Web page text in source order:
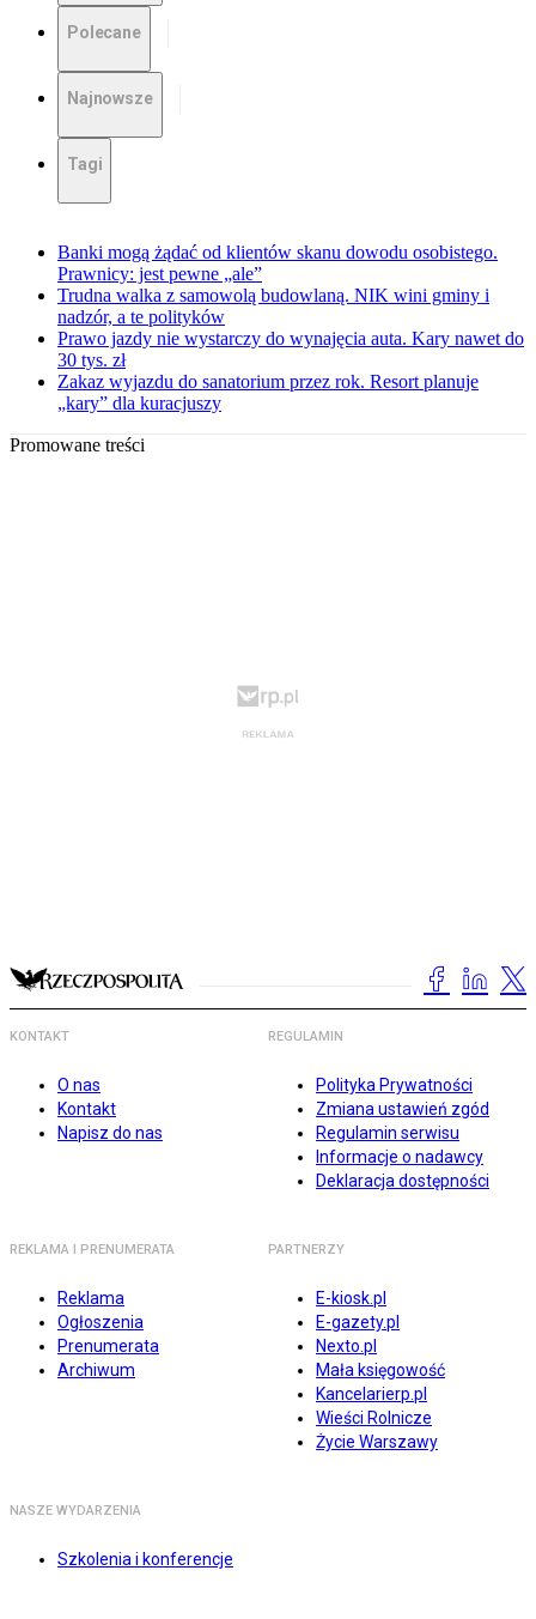
Polecane
Najnowsze
Tagi
Banki mogą żądać od klientów skanu dowodu osobistego.
Prawnicy: jest pewne „ale”
Trudna walka z samowolą budowlaną. NIK wini gminy i
nadzór, a te polityków
Prawo jazdy nie wystarczy do wynajęcia auta. Kary nawet do
30 tys. zł
Zakaz wyjazdu do sanatorium przez rok. Resort planuje
„kary” dla kuracjuszy
Promowane treści
KONTAKT
O nas
Kontakt
Napisz do nas
REGULAMIN
Polityka Prywatności
Zmiana ustawień zgód
Regulamin serwisu
Informacje o nadawcy
Deklaracja dostępności
REKLAMA I PRENUMERATA
Reklama
Ogłoszenia
Prenumerata
Archiwum
PARTNERZY
E-kiosk.pl
E-gazety.pl
Nexto.pl
Mała księgowość
Kancelarierp.pl
Wieści Rolnicze
Życie Warszawy
NASZE WYDARZENIA
Szkolenia i konferencje